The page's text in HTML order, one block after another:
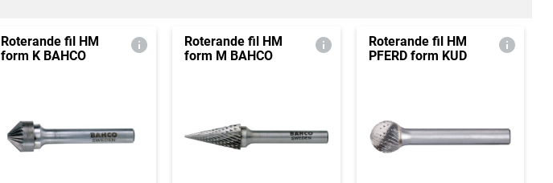
Roterande fil HM
form K BAHCO
Roterande fil HM
form M BAHCO
Roterande fil HM
PFERD form KUD